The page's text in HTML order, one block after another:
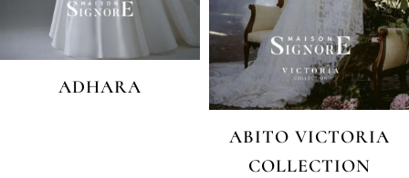
ADHARA
ABITO VICTORIA
COLLECTION